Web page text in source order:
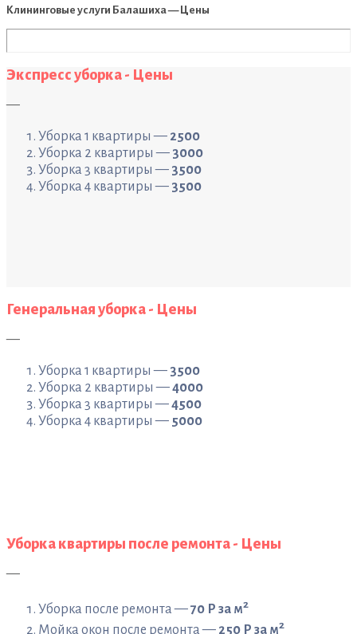
Клининговые услуги Балашиха — Цены
Экспресс уборка - Цены
—
Уборка 1 квартиры — 2500
Уборка 2 квартиры — 3000
Уборка 3 квартиры — 3500
Уборка 4 квартиры — 3500
Генеральная уборка - Цены
—
Уборка 1 квартиры — 3500
Уборка 2 квартиры —4000
Уборка 3 квартиры —4500
Уборка 4 квартиры — 5000
Уборка квартиры после ремонта - Цены
—
Уборка после ремонта —70 Р за м2
Мойка окон после ремонта — 250 Р за м2